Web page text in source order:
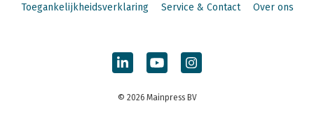
Toegankelijkheidsverklaring
Service & Contact Over ons
© 2026 Mainpress BV